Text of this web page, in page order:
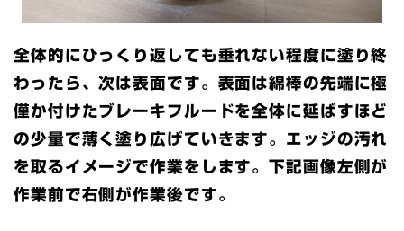
全体的にひっくり返しても垂れない程度に塗り終
わったら、次は表面です。表面は綿棒の先端に極
僅か付けたブレーキフルードを全体に延ばすほど
の少量で薄く塗り広げていきます。エッジの汚れ
を取るイメージで作業をします。下記画像左側が
作業前で右側が作業後です。